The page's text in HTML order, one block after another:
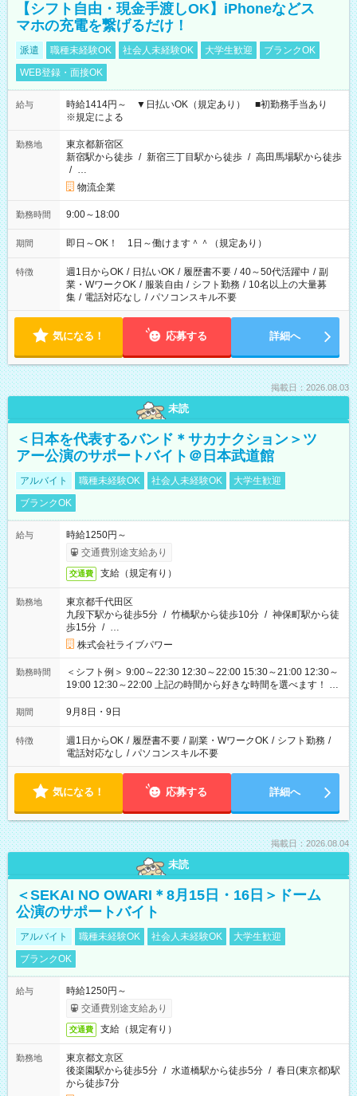
【シフト自由・現金手渡しOK】iPhoneなどス
マホの充電を繋げるだけ！
派遣 職種未経験OK 社会人未経験OK 大学生歓迎
ブランクOK
WEB登録・面接OK
給与
時給1414円～ ▼日払いOK（規定あり） ■初勤務手当あり
※規定による
勤務地
東京都新宿区
新宿駅から徒歩 / 新宿三丁目駅から徒歩 / 高田馬場駅から徒歩
/ …
物流企業
勤務時間 9:00～18:00
期間 即日～OK！ 1日～働けます＾＾（規定あり）
特徴 週1日からOK / 日払いOK / 履歴書不要 / 40～50代活躍中 / 副
業・WワークOK / 服装自由 / シフト勤務 / 10名以上の大量募
集 / 電話対応なし / パソコンスキル不要
気になる！ 応募する 詳細へ
掲載日：2026.08.03
未読
＜日本を代表するバンド＊サカナクション＞ツ
アー公演のサポートバイト＠日本武道館
アルバイト 職種未経験OK 社会人未経験OK
大学生歓迎
ブランクOK
給与
時給1250円～
交通費別途支給あり
交通費 支給（規定有り）
勤務地
東京都千代田区
九段下駅から徒歩5分 / 竹橋駅から徒歩10分 / 神保町駅から徒
歩15分 / …
株式会社ライブパワー
勤務時間
＜シフト例＞ 9:00～22:30 12:30～22:00 15:30～21:00 12:30～
19:00 12:30～22:00 上記の時間から好きな時間を選べます！ ※
時間は変更となる可能性があります
期間 9月8日・9日
特徴 週1日からOK / 履歴書不要 / 副業・WワークOK / シフト勤務 /
電話対応なし / パソコンスキル不要
気になる！ 応募する 詳細へ
掲載日：2026.08.04
未読
＜SEKAI NO OWARI＊8月15日・16日＞ドーム
公演のサポートバイト
アルバイト 職種未経験OK 社会人未経験OK
大学生歓迎
ブランクOK
給与
時給1250円～
交通費別途支給あり
交通費 支給（規定有り）
勤務地
東京都文京区
後楽園駅から徒歩5分 / 水道橋駅から徒歩5分 / 春日(東京都)駅
から徒歩7分